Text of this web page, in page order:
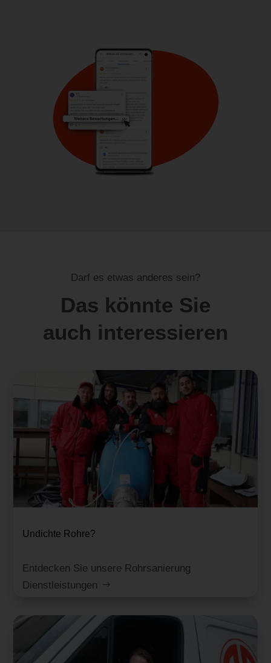
Darf es etwas anderes sein?
Das könnte Sie
auch interessieren
Undichte Rohre?
Entdecken Sie unsere Rohrsanierung
Dienstleistungen